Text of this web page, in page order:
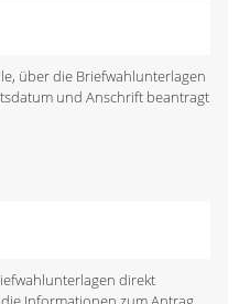
über die Briefwahlunterlagen
und Anschrift beantragt
direkt